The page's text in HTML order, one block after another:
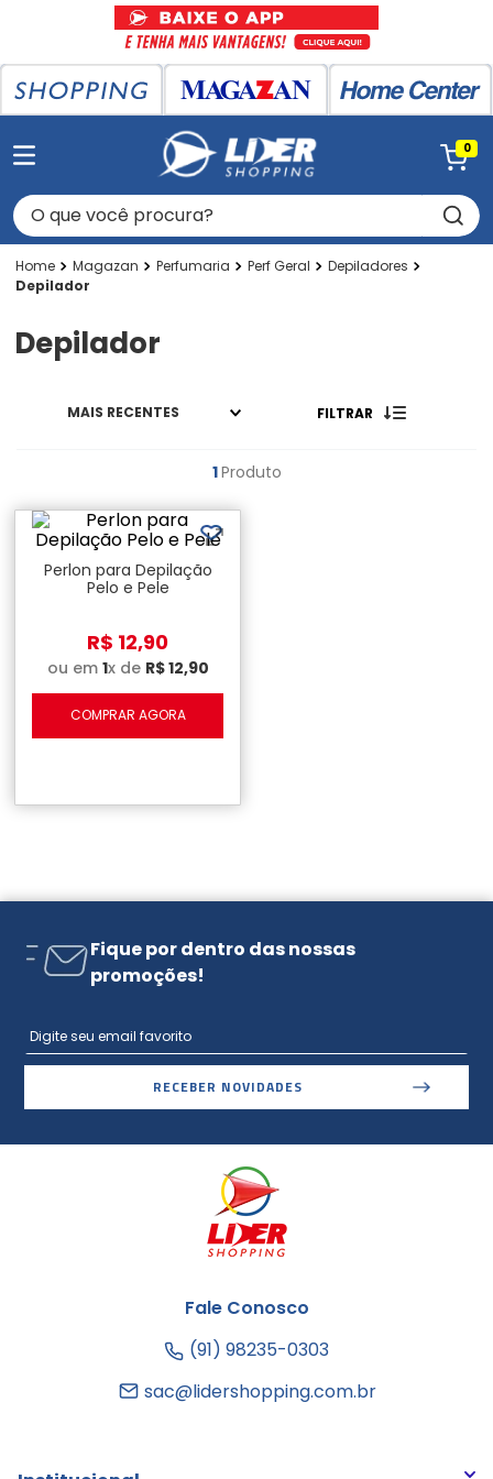
0
O que você procura?
Magazan Perfumaria Perf Geral
Depiladores
Depilador
Depilador
MAIS RECENTES FILTRAR
1Produto
Perlon para Depilação
Pelo e Pele
R$ 12,90
ou em 1x de R$12,90
COMPRAR AGORA
Fique por dentro das nossas
promoções!
RECEBER NOVIDADES
Fale Conosco
(91) 98235-0303
sac@lidershopping.com.br